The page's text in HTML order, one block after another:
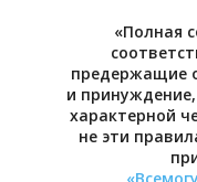
«Полная
предержащие
и
характерной
не эти